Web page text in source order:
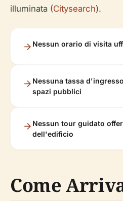
illuminata (Citysearch).
Nessun orario di visita
Nessuna tassa
spazi pubblici
Nessun tour guidato
dell'edificio
Come